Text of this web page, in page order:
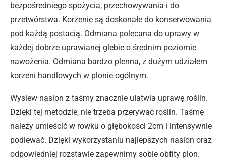
bezpośredniego spożycia, przechowywania i do
przetwórstwa. Korzenie są doskonałe do konserwowania
pod każdą postacią. Odmiana polecana do uprawy w
każdej dobrze uprawianej glebie o średnim poziomie
nawożenia. Odmiana bardzo plenna, z dużym udziałem
korzeni handlowych w plonie ogólnym.
Wysiew nasion z taśmy znacznie ułatwia uprawę roślin.
Dzięki tej metodzie, nie trzeba przerywać roślin. Taśmę
należy umieścić w rowku o głębokości 2cm i intensywnie
podlewać. Dzięki wykorzystaniu najlepszych nasion oraz
odpowiedniej rozstawie zapewnimy sobie obfity plon.